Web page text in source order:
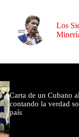
Los
Carta de un Cubano
contando la verdad
país